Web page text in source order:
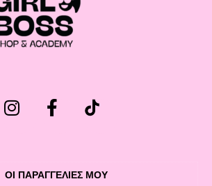
ΟΙ ΠΑΡΑΓΓΕΛΙΕΣ ΜΟΥ